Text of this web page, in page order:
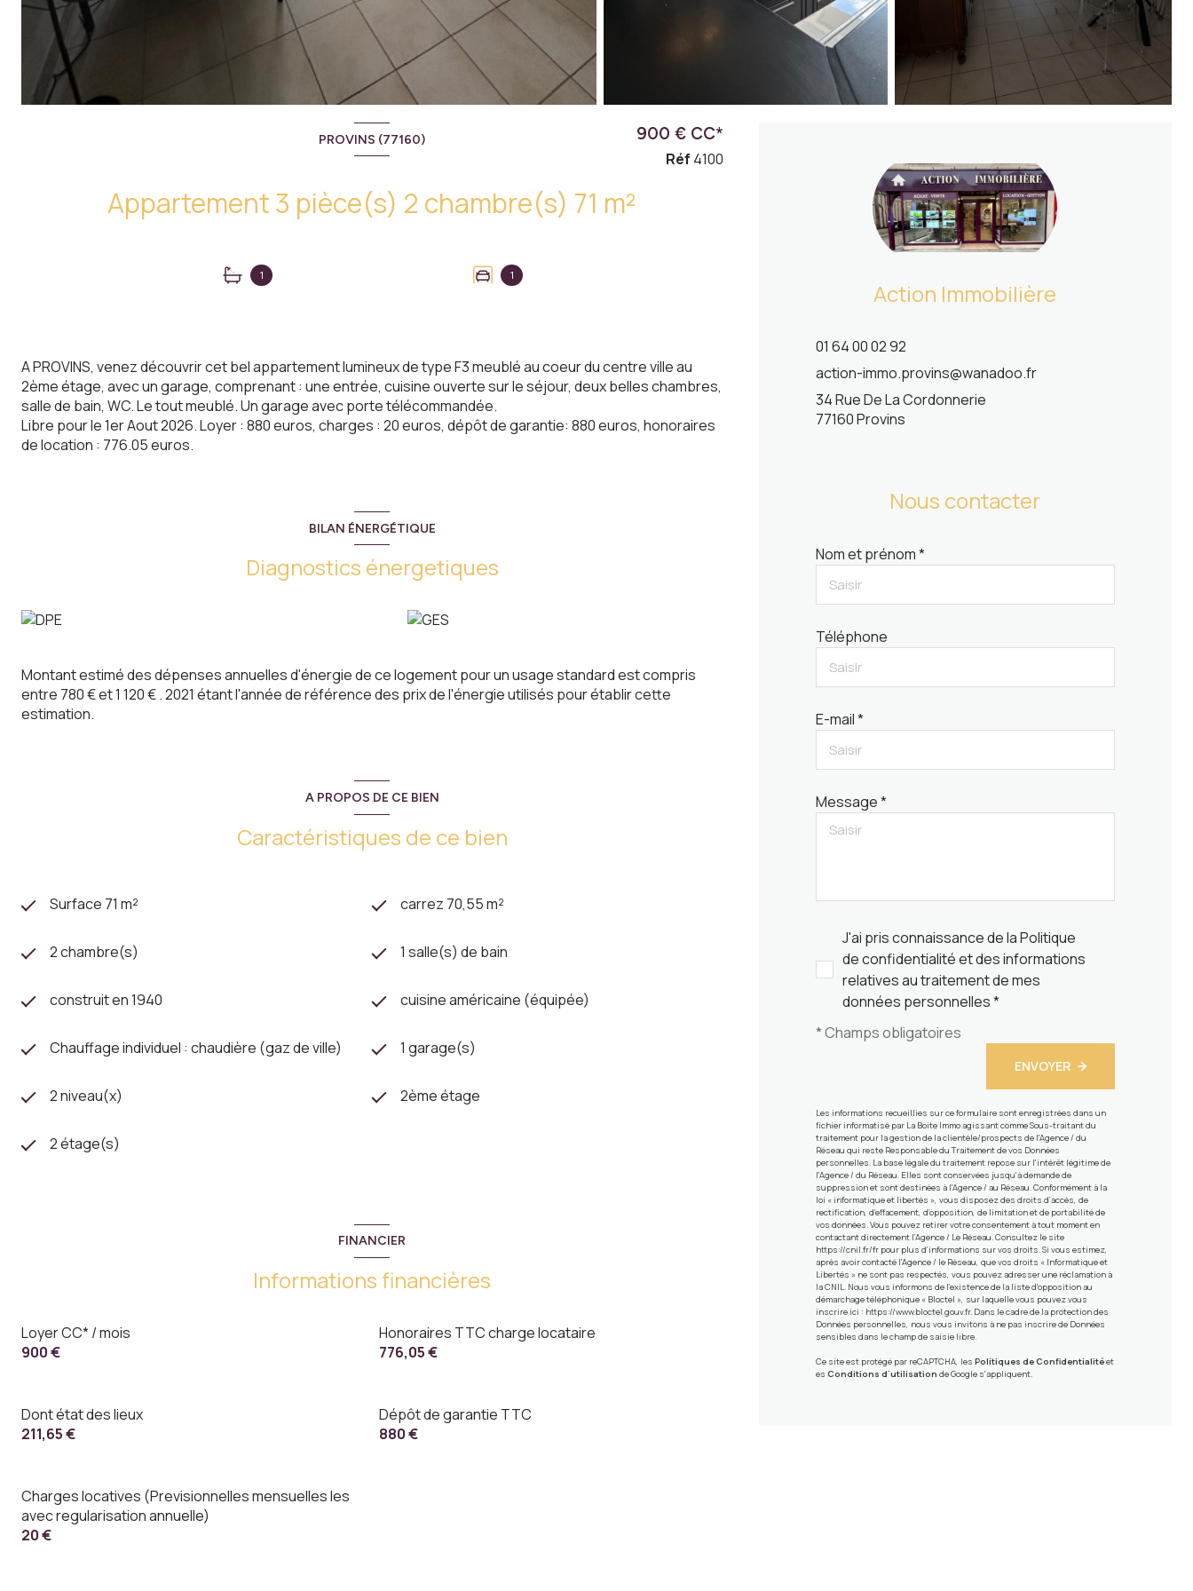
PROVINS (77160)
Appartement 3 pièce(s) 2 chambre(s) 71 m²
1 1
900 € CC*
Réf 4100
A PROVINS, venez découvrir cet bel appartement lumineux de type F3 meublé au coeur du centre ville au
2ème étage, avec un garage, comprenant : une entrée, cuisine ouverte sur le séjour, deux belles chambres,
salle de bain, WC. Le tout meublé. Un garage avec porte télécommandée.
Libre pour le 1er Aout 2026. Loyer : 880 euros, charges : 20 euros, dépôt de garantie: 880 euros, honoraires
de location : 776.05 euros.
BILAN ÉNERGÉTIQUE
Diagnostics énergetiques
Montant estimé des dépenses annuelles d'énergie de ce logement pour un usage standard est compris
entre 780 € et 1 120 € . 2021 étant l'année de référence des prix de l'énergie utilisés pour établir cette
estimation.
A PROPOS DE CE BIEN
Caractéristiques de ce bien
Surface 71 m² carrez 70,55 m²
2 chambre(s) 1 salle(s) de bain
construit en 1940 cuisine américaine (équipée)
Chauffage individuel : chaudière (gaz de ville) 1 garage(s)
2 niveau(x) 2ème étage
2 étage(s)
FINANCIER
Informations financières
Loyer CC* / mois
900 €
Honoraires TTC charge locataire
776,05 €
Dont état des lieux
211,65 €
Dépôt de garantie TTC
880 €
Charges locatives (Previsionnelles mensuelles les
avec regularisation annuelle)
20 €
Action Immobilière
01 64 00 02 92
action-immo.provins@wanadoo.fr
34 Rue De La Cordonnerie
77160 Provins
Nous contacter
Nom et prénom *
Téléphone
E-mail *
Message *
J'ai pris connaissance de la Politique
de confidentialité et des informations
relatives au traitement de mes
données personnelles *
* Champs obligatoires
ENVOYER
Les informations recueillies sur ce formulaire sont enregistrées dans un
fichier informatisé par La Boite Immo agissant comme Sous-traitant du
traitement pour la gestion de la clientèle/prospects de l'Agence / du
Réseau qui reste Responsable du Traitement de vos Données
personnelles. La base légale du traitement repose sur l'intérêt légitime de
l'Agence / du Réseau. Elles sont conservées jusqu'à demande de
suppression et sont destinées à l'Agence / au Réseau. Conformément à la
loi « informatique et libertés », vous disposez des droits d’accès, de
rectification, d’effacement, d’opposition, de limitation et de portabilité de
vos données. Vous pouvez retirer votre consentement à tout moment en
contactant directement l’Agence / Le Réseau. Consultez le site
https://cnil.fr/frpour plus d’informations sur vos droits. Si vous estimez,
après avoir contacté l'Agence / le Réseau, que vos droits « Informatique et
Libertés » ne sont pas respectés, vous pouvez adresser une réclamation à
la CNIL. Nous vous informons de l’existence de la liste d'opposition au
démarchage téléphonique « Bloctel », sur laquelle vous pouvez vous
inscrire ici : https://www.bloctel.gouv.fr. Dans le cadre de la protection des
Données personnelles, nous vous invitons à ne pas inscrire de Données
sensibles dans le champ de saisie libre.
Ce site est protégé par reCAPTCHA, les Politiques de Confidentialitéet
es Conditions d'utilisation de Google s'appliquent.